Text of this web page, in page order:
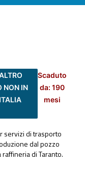
NON IN
Scaduto
da: 190
mesi
servizi di trasporto
dal pozzo
di Taranto.